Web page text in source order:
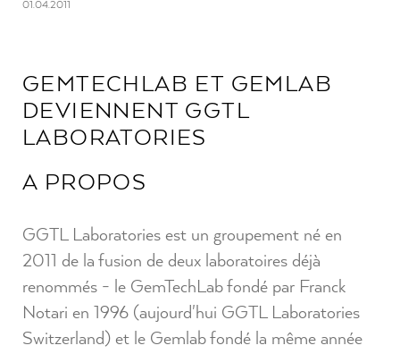
01.04.2011
GEMTECHLAB ET GEMLAB
DEVIENNENT GGTL
LABORATORIES
A PROPOS
GGTL Laboratories est un groupement né en
2011 de la fusion de deux laboratoires déjà
renommés - le GemTechLab fondé par Franck
Notari en 1996 (aujourd'hui GGTL Laboratories
Switzerland) et le Gemlab fondé la même année